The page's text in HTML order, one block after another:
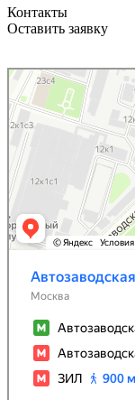
Контакты
Оставить заявку